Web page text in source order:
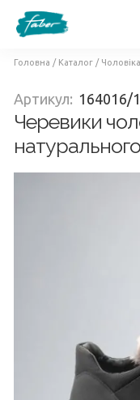
Головна / Каталог /
Артикул: 164016/1
Черевики